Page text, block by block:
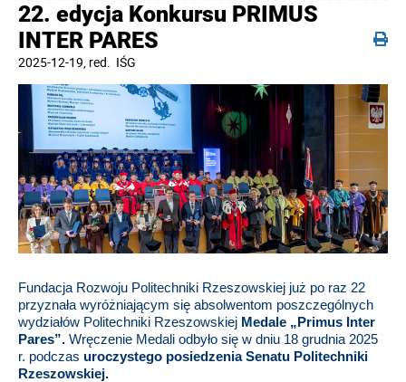
22. edycja Konkursu PRIMUS
INTER PARES
2025-12-19, red. IŚG
Fundacja Rozwoju Politechniki Rzeszowskiej już po raz 22
przyznała wyróżniającym się absolwentom poszczególnych
wydziałów Politechniki Rzeszowskiej Medale „Primus Inter
Pares”. Wręczenie Medali odbyło się w dniu 18 grudnia 2025
r. podczas uroczystego posiedzenia Senatu Politechniki
Rzeszowskiej.